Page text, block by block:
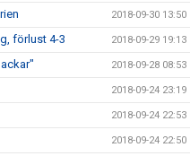
2018-09-30 13:50
förlust 4-3 2018-09-29 19:13
2018-09-28 08:53
2018-09-24 23:19
2018-09-24 22:53
2018-09-24 22:50